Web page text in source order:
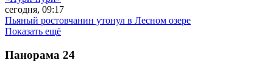
сегодня, 09:17
Пьяный ростовчанин утонул в Лесном озере
Показать ещё
Панорама 24